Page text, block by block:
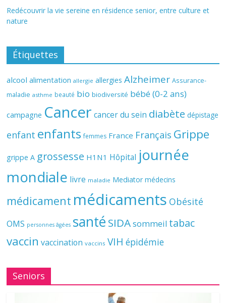
Redécouvrir la vie sereine en résidence senior, entre culture et
nature
Étiquettes
alcool alimentation allergie allergies Alzheimer Assurance-
maladie asthme beauté bio biodiversité bébé (0-2 ans)
campagne Cancer cancer du sein diabète dépistage
enfant enfants femmes France Français Grippe
grippe A grossesse H1N1 Hôpital journée
mondiale livre maladie Mediator médecins
médicament médicaments Obésité
OMS personnes âgées santé SIDAsommeil tabac
vaccin vaccination vaccins VIH épidémie
Seniors